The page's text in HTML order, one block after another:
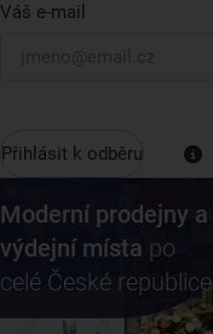
Váš e-mail
Přihlásit k odběru
Moderní prodejny a
výdejní místa po
celé České republice